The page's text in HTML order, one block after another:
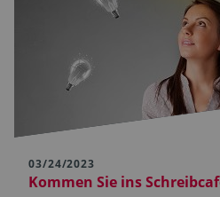
03/24/2023
Kommen Sie ins